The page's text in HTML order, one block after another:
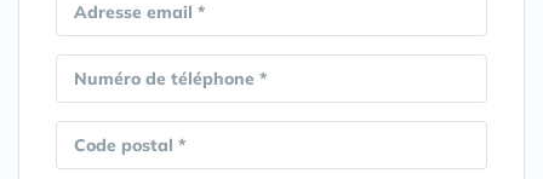
Adresse email *
Numéro de téléphone *
Code postal *